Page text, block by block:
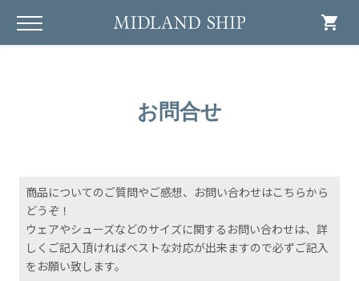
shopping_cart
お問合せ
商品についてのご質問やご感想、お問い合わせはこちらから
どうぞ！
ウェアやシューズなどのサイズに関するお問い合わせは、詳
しくご記入頂ければベストな対応が出来ますので必ずご記入
をお願い致します。